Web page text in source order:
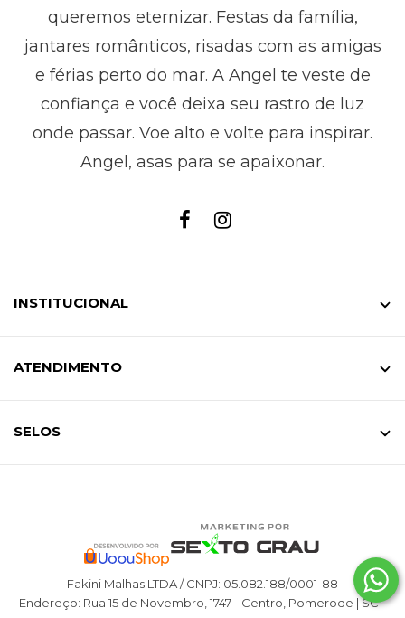
queremos eternizar. Festas da família,
jantares românticos, risadas com as amigas
e férias perto do mar. A Angel te veste de
confiança e você deixa seu rastro de luz
onde passar. Voe alto e volte para inspirar.
Angel, asas para se apaixonar.
INSTITUCIONAL
ATENDIMENTO
SELOS
Fakini Malhas LTDA / CNPJ: 05.082.188/0001-88
Endereço: Rua 15 de Novembro, 1747 - Centro, Pomerode | SC -